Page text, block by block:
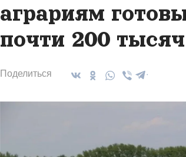
аграриям
почти 200
Поделиться